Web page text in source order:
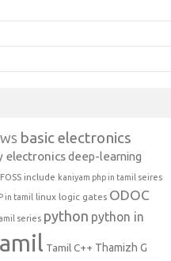
basic electronics
electronicsdeep-learning
FOSS include kaniyam php in tamil seires
in tamil linux logic gates ODOC
series python python in
Tamil C++ Thamizh G